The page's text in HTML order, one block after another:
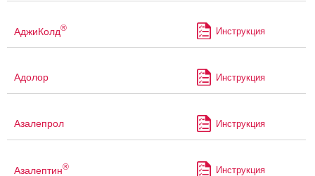
АджиКолд® Инструкция
Адолор Инструкция
Азалепрол Инструкция
Азалептин® Инструкция